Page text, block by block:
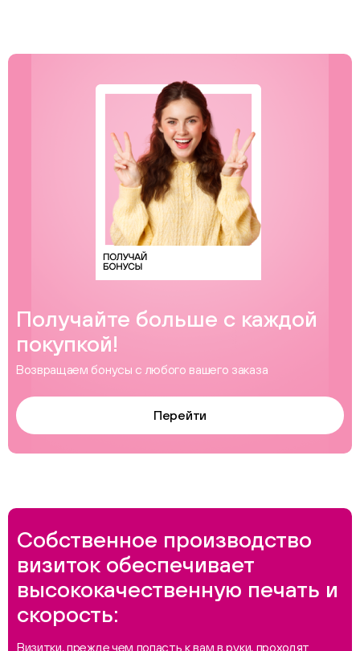
Получайте больше с каждой
покупкой!
Возвращаем бонусы с любого вашего заказа
Перейти
Собственное производство
визиток обеспечивает
высококачественную печать и
скорость:
Визитки, прежде чем попасть к вам в руки, проходят